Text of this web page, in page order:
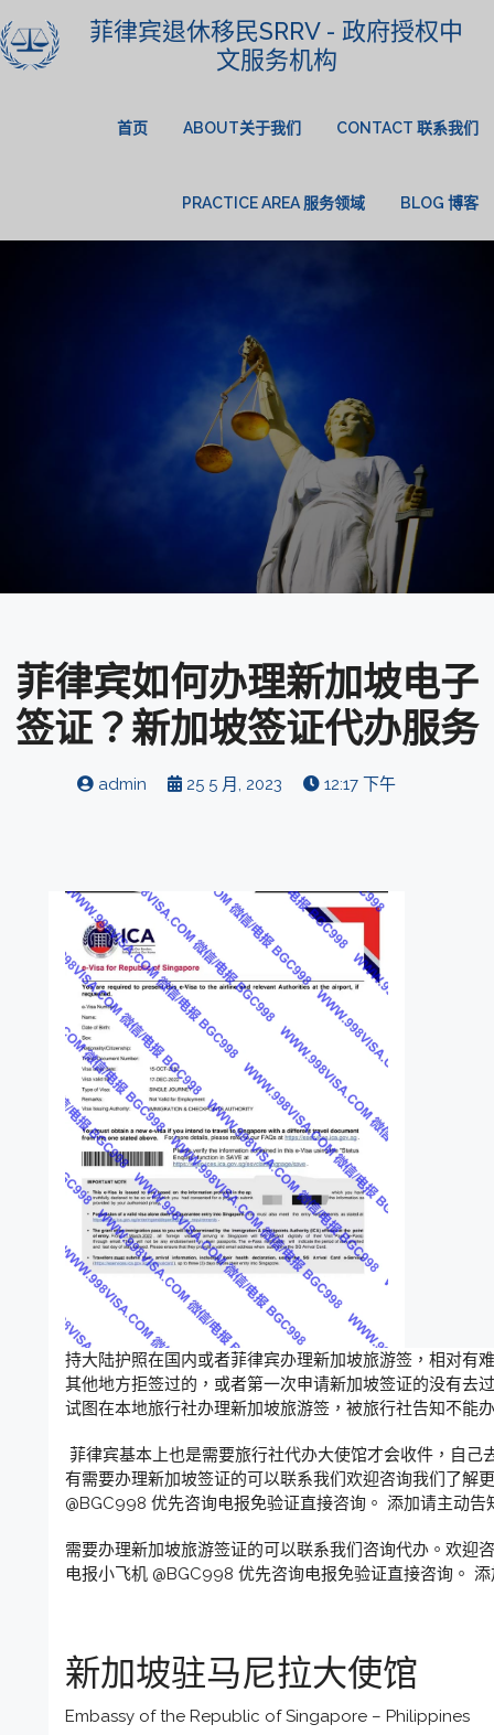
菲律宾退休移民SRRV - 政府授权中
文服务机构
首页 ABOUT关于我们 CONTACT 联系我们
PRACTICE AREA 服务领域 BLOG 博客
菲律宾如何办理新加坡电子
签证？新加坡签证代办服务
admin 25 5 月, 2023 12:17 下午
持大陆护照在国内或者菲律宾办理新加坡旅游签，相对有
其他地方拒签过的，或者第一次申请新加坡签证的没有去
试图在本地旅行社办理新加坡旅游签，被旅行社告知不能
菲律宾基本上也是需要旅行社代办大使馆才会收件，自己
有需要办理新加坡签证的可以联系我们欢迎咨询我们了解
@BGC998 优先咨询电报免验证直接咨询。 添加请主动告
需要办理新加坡旅游签证的可以联系我们咨询代办。欢迎
电报小飞机 @BGC998 优先咨询电报免验证直接咨询。
新加坡驻马尼拉大使馆
Embassy of the Republic of Singapore – Philippines